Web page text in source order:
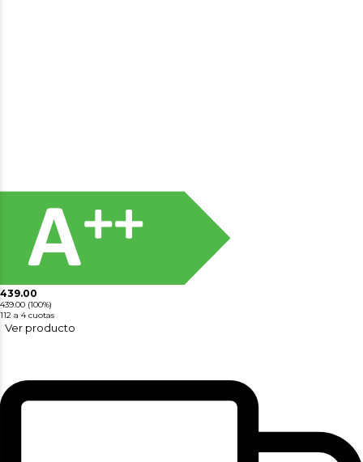
439.00
439.00 (100%)
112 a 4 cuotas
Ver producto